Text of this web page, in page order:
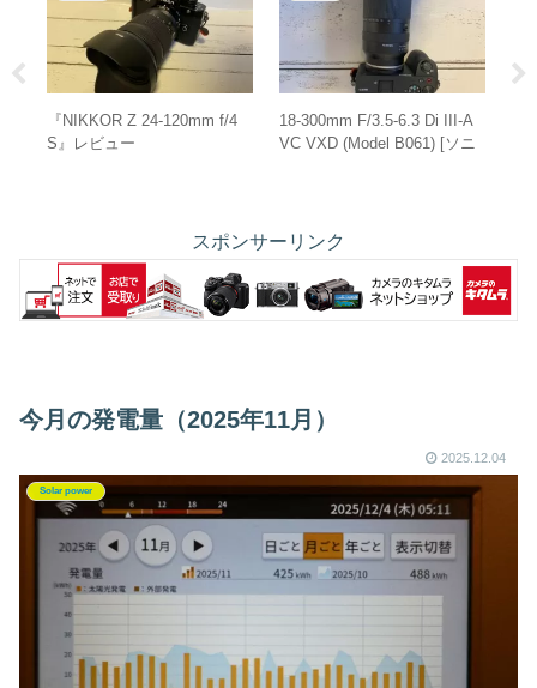
『NIKKOR Z 24-120mm f/4
S』レビュー
18-300mm F/3.5-6.3 Di III-A
VC VXD (Model B061) [ソニ
スポンサーリンク
今月の発電量（2025年11月）
2025.12.04
Solar power